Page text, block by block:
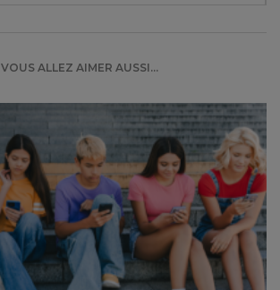
VOUS ALLEZ AIMER AUSSI...